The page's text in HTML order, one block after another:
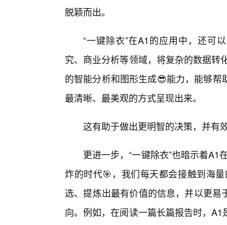
脱颖而出。
“一键除衣”在A1的应用中，还可
究、商业分析等领域，将复杂的数据转
的智能分析和图形生成😎能力，能够
最清晰、最美观的方式呈现出来。
这有助于做出更明智的决策，并有
更进一步，“一键除衣”也暗示着A1
炸的时代🎯，我们每天都会接触到海
选、提炼出最有价值的信息，并以更
向。例如，在阅读一篇长篇报告时，